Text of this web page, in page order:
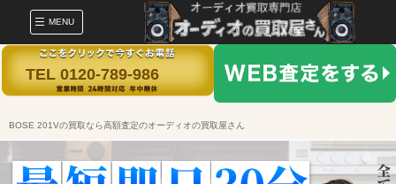
MENU
TEL 0120-789-986
BOSE 201Vの買取なら高額査定のオーディオの買取屋さん